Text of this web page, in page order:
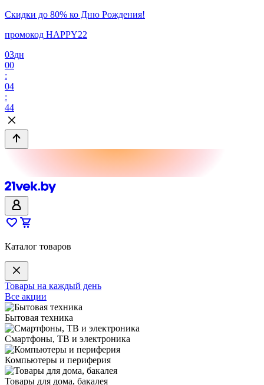
Скидки до 80% ко Дню Рождения!
промокод HAPPY22
03дн
00
:
04
:
44
Каталог товаров
Товары на каждый день
Все акции
Бытовая техника
Смартфоны, ТВ и электроника
Компьютеры и периферия
Товары для дома, бакалея